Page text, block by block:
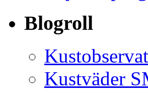
Blogroll
Kustväder